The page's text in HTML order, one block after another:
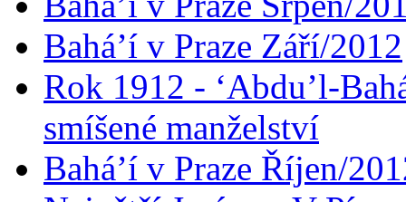
Bahá’í v Praze Září/2012
Rok 1912 - ‘Abdu’l-
smíšené manželství
Bahá’í v Praze Říjen/